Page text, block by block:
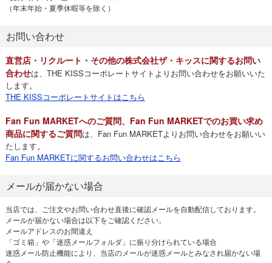
（年末年始・夏季休暇等を除く）
お問い合わせ
直営店・リクルート・その他の株式会社ザ・キッスに関するお問い
合わせは、THE KISSコーポレートサイトよりお問い合わせをお願いいた
します。
THE KISSコーポレートサイトはこちら
Fan Fun MARKETへのご質問、Fan Fun MARKETでのお買い求め
商品に関するご質問は、Fan Fun MARKETよりお問い合わせをお願いい
たします。
Fan Fun MARKETに関するお問い合わせはこちら
メールが届かない場合
当店では、ご注文やお問い合わせ直後に確認メールを自動配信しております。
メールが届かない場合は以下をご確認ください。
メールアドレスのお間違え
「ゴミ箱」や「迷惑メールフォルダ」に振り分けられている場合
迷惑メール防止機能により、当店のメールが迷惑メールとみなされ届かない場